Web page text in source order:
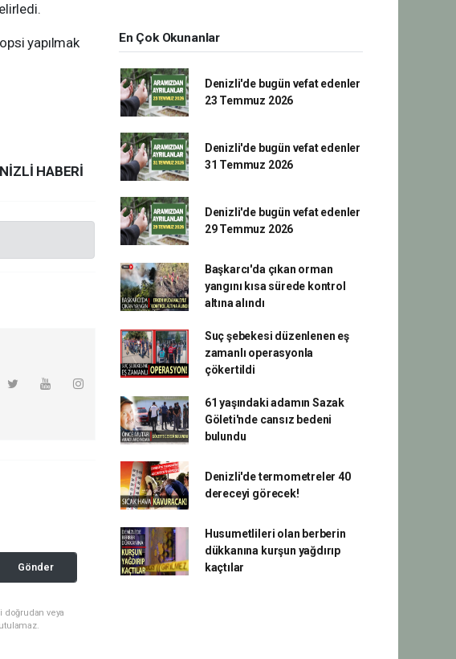
yapılmak
HABERİ
Gönder
doğrudan veya
En Çok Okunanlar
Denizli'de bugün vefat edenler
23 Temmuz 2026
Denizli'de bugün vefat edenler
31 Temmuz 2026
Denizli'de bugün vefat edenler
29 Temmuz 2026
Başkarcı'da çıkan orman
yangını kısa sürede kontrol
altına alındı
Suç şebekesi düzenlenen eş
zamanlı operasyonla
çökertildi
61 yaşındaki adamın Sazak
Göleti'nde cansız bedeni
bulundu
Denizli'de termometreler 40
dereceyi görecek!
Husumetlileri olan berberin
dükkanına kurşun yağdırıp
kaçtılar